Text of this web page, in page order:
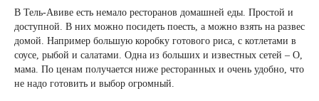
В Тель-Авиве есть немало ресторанов домашней еды. Простой и
доступной. В них можно посидеть поесть, а можно взять на развес
домой. Например большую коробку готового риса, с котлетами в
соусе, рыбой и салатами. Одна из больших и известных сетей – О,
мама. По ценам получается ниже ресторанных и очень удобно, что
не надо готовить и выбор огромный.